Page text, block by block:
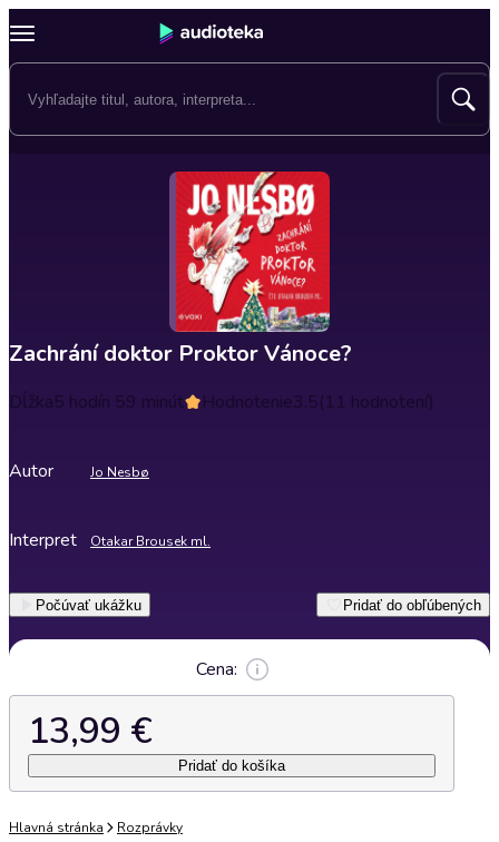
Zachrání doktor Proktor Vánoce?
Dĺžka5 hodín 59 minút Hodnotenie3.5(11 hodnotení)
Autor Jo Nesbø
Interpret Otakar Brousek ml.
Počúvať ukážku Pridať do obľúbených
Cena:
13,99 €
Pridať do košíka
Hlavná stránka Rozprávky